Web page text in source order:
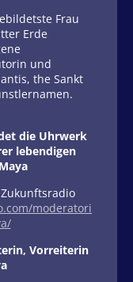
Frau
Erde
und
the Sankt
die Uhrwerk
lebendigen
moderatori
Vorreiterin